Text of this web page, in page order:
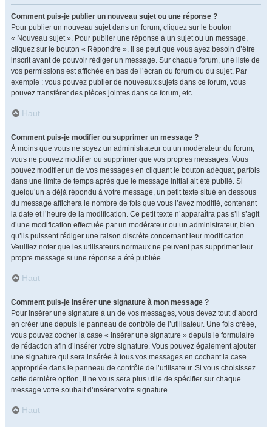
Comment puis-je publier un nouveau sujet ou une réponse ?
Pour publier un nouveau sujet dans un forum, cliquez sur le bouton
« Nouveau sujet ». Pour publier une réponse à un sujet ou un message,
cliquez sur le bouton « Répondre ». Il se peut que vous ayez besoin d’être
inscrit avant de pouvoir rédiger un message. Sur chaque forum, une liste de
vos permissions est affichée en bas de l’écran du forum ou du sujet. Par
exemple : vous pouvez publier de nouveaux sujets dans ce forum, vous
pouvez transférer des pièces jointes dans ce forum, etc.
Haut
Comment puis-je modifier ou supprimer un message ?
À moins que vous ne soyez un administrateur ou un modérateur du forum,
vous ne pouvez modifier ou supprimer que vos propres messages. Vous
pouvez modifier un de vos messages en cliquant le bouton adéquat, parfois
dans une limite de temps après que le message initial ait été publié. Si
quelqu’un a déjà répondu à votre message, un petit texte situé en dessous
du message affichera le nombre de fois que vous l’avez modifié, contenant
la date et l’heure de la modification. Ce petit texte n’apparaîtra pas s’il s’agit
d’une modification effectuée par un modérateur ou un administrateur, bien
qu’ils puissent rédiger une raison discrète concernant leur modification.
Veuillez noter que les utilisateurs normaux ne peuvent pas supprimer leur
propre message si une réponse a été publiée.
Haut
Comment puis-je insérer une signature à mon message ?
Pour insérer une signature à un de vos messages, vous devez tout d’abord
en créer une depuis le panneau de contrôle de l’utilisateur. Une fois créée,
vous pouvez cocher la case « Insérer une signature » depuis le formulaire
de rédaction afin d’insérer votre signature. Vous pouvez également ajouter
une signature qui sera insérée à tous vos messages en cochant la case
appropriée dans le panneau de contrôle de l’utilisateur. Si vous choisissez
cette dernière option, il ne vous sera plus utile de spécifier sur chaque
message votre souhait d’insérer votre signature.
Haut